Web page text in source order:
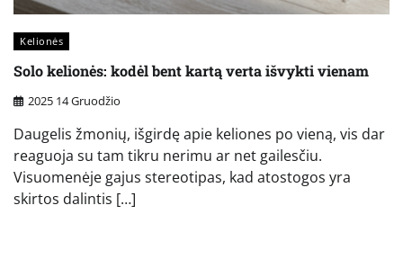
Kelionės
Solo kelionės: kodėl bent kartą verta išvykti vienam
2025 14 Gruodžio
Daugelis žmonių, išgirdę apie keliones po vieną, vis dar
reaguoja su tam tikru nerimu ar net gailesčiu.
Visuomenėje gajus stereotipas, kad atostogos yra
skirtos dalintis […]